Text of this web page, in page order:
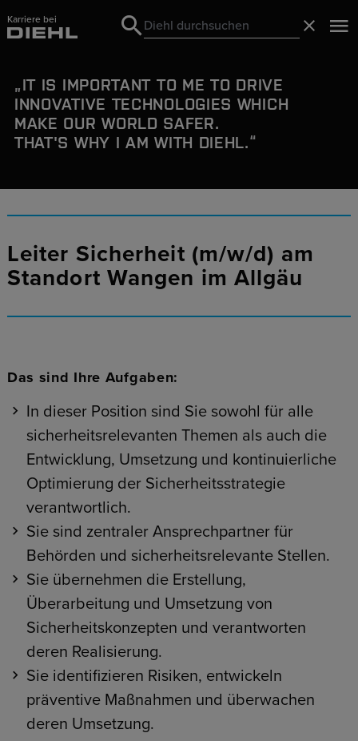
Karriere bei
Search
Search
IT IS IMPORTANT TO ME TO DRIVE
INNOVATIVE TECHNOLOGIES WHICH
MAKE OUR WORLD SAFER.
THAT'S WHY I AM WITH DIEHL.
Leiter Sicherheit (m/w/d) am
Standort Wangen im Allgäu
Das sind Ihre Aufgaben:
In dieser Position sind Sie sowohl für alle
sicherheitsrelevanten Themen als auch die
Entwicklung, Umsetzung und kontinuierliche
Optimierung der Sicherheitsstrategie
verantwortlich.
Sie sind zentraler Ansprechpartner für
Behörden und sicherheitsrelevante Stellen.
Sie übernehmen die Erstellung,
Überarbeitung und Umsetzung von
Sicherheitskonzepten und verantworten
deren Realisierung.
Sie identifizieren Risiken, entwickeln
präventive Maßnahmen und überwachen
deren Umsetzung.